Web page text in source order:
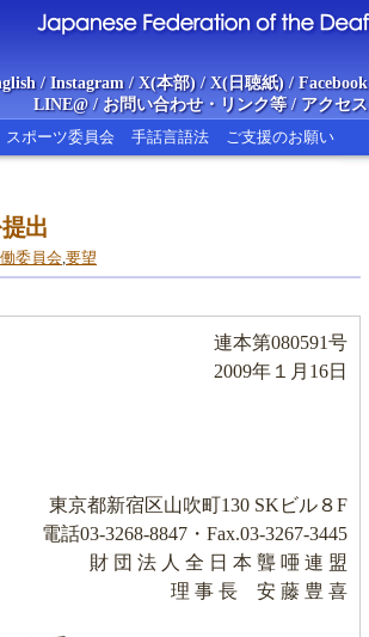
Japanese Federation of the Deaf
/ Instagram/ X(本部)/ X(日聴紙)/ Facebook
LINE@/ お問い合わせ・リンク等/ アクセス
スポーツ委員会 手話言語法 ご支援のお願い
出
委員会,要望
連本第080591号
2009年１月16日
東京都新宿区山吹町130 SKビル８F
電話03-3268-8847・Fax.03-3267-3445
財 団 法 人 全 日 本 聾 唖 連 盟
理 事 長 安 藤 豊 喜